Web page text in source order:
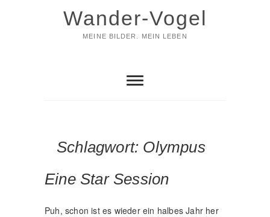
Wander-Vogel
MEINE BILDER. MEIN LEBEN
Schlagwort: Olympus
Eine Star Session
Puh, schon ist es wieder ein halbes Jahr her